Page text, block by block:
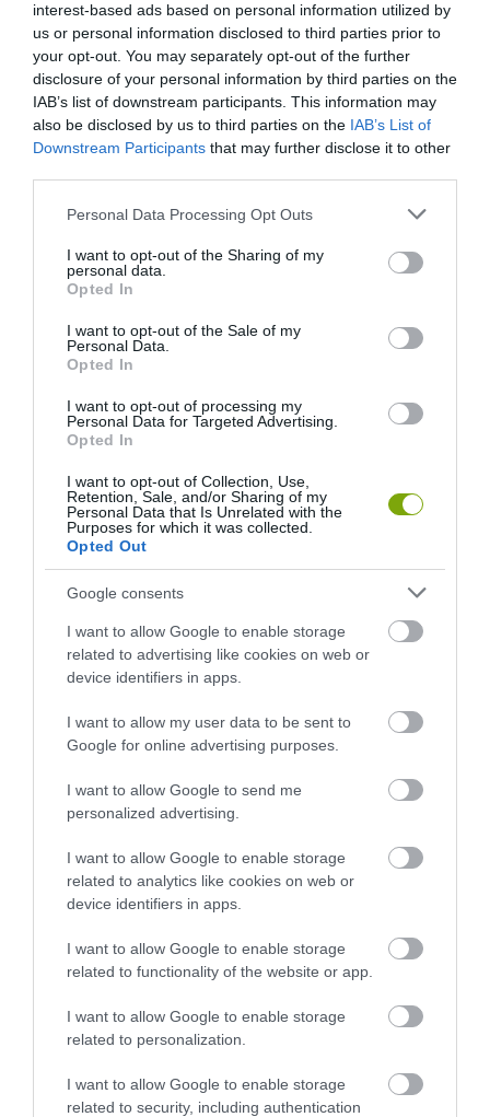
interest-based ads based on personal information utilized by
us or personal information disclosed to third parties prior to
your opt-out. You may separately opt-out of the further
disclosure of your personal information by third parties on the
IAB’s list of downstream participants. This information may
also be disclosed by us to third parties on the IAB’s List of
Downstream Participants that may further disclose it to other
Please note that this website/app uses one or more Google
not limited to your visit or usage behaviour. You may click to
grant or deny consent to Google and its third-party tags to
use your data for below specified purposes in below Google
consent section.
Personal Data Processing Opt Outs
I want to opt-out of the Sharing of my
personal data.
Opted In
I want to opt-out of the Sale of my
Personal Data.
Opted In
I want to opt-out of processing my
Personal Data for Targeted Advertising.
Opted In
I want to opt-out of Collection, Use,
Retention, Sale, and/or Sharing of my
Personal Data that Is Unrelated with the
Purposes for which it was collected.
Opted Out
Google consents
I want to allow Google to enable storage
related to advertising like cookies on web or
device identifiers in apps.
I want to allow my user data to be sent to
Google for online advertising purposes.
I want to allow Google to send me
personalized advertising.
I want to allow Google to enable storage
related to analytics like cookies on web or
device identifiers in apps.
I want to allow Google to enable storage
related to functionality of the website or app.
I want to allow Google to enable storage
related to personalization.
I want to allow Google to enable storage
related to security, including authentication
HASONLÓ ÉRDEKESSÉGEK
A KORALLZÁTONY NEM CSAK
500 EDDIG ISMERETLEN
LAKÓJÁT MUTATTA MEG
2026-08-06
ARBORÉTUMBA
KIRÁNDULÁS PANNONHALMA
SZŐLŐ ÉS KOMLÓ
TALÁLKOZÁSA
GYÓGYNÖVÉNYKERTBE ÉS
ILLATMÚZEUMBA
SÖRFŐZDÉBE, A BENCÉS
APÁTSÁG HABOS OLDALÁRA